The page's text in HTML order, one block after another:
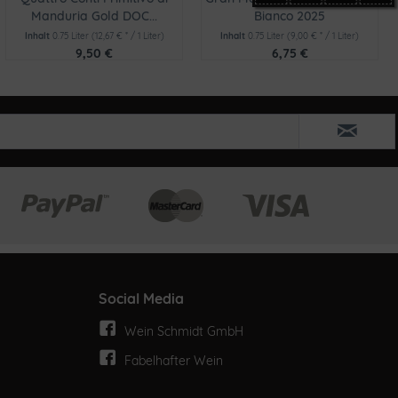
Manduria Gold DOC...
Inhalt 0.75 Liter (12,67 € * / 1 Liter)
9,50 €
Bianco 2025
Inhalt 0.75 Liter (9,00 € * / 1 Liter)
6,75 €
Social Media
Wein Schmidt GmbH
Fabelhafter Wein